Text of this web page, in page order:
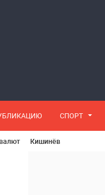
СПОРТ
Кишинёв